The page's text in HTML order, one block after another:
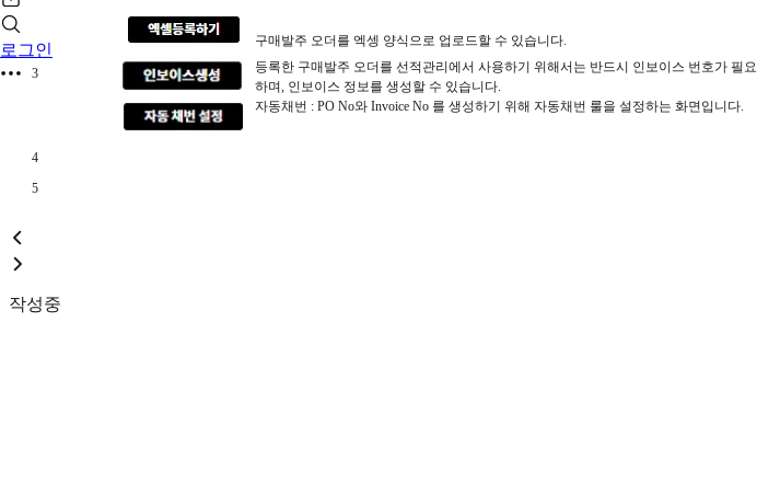
로그인
3
구매발주 오더를 엑셍 양식으로 업로드할 수 있습니다.
등록한 구매발주 오더를 선적관리에서 사용하기 위해서는 반드시 인보이스 번호가 필요
하며, 인보이스 정보를 생성할 수 있습니다.
자동채번 : PO No와 Invoice No 를 생성하기 위해 자동채번 룰을 설정하는 화면입니다.
4
5
작성중